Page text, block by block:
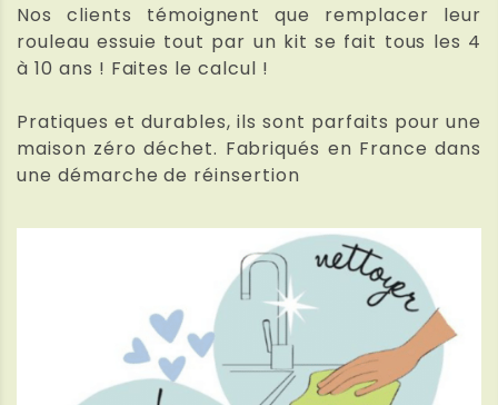
Nos clients témoignent que remplacer leur
rouleau essuie tout par un kit se fait tous les 4
à 10 ans ! Faites le calcul !
Pratiques et durables, ils sont parfaits pour une
maison zéro déchet. Fabriqués en France dans
une démarche de réinsertion